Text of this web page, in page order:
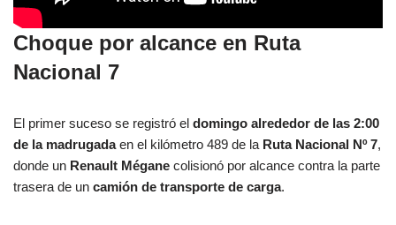
Choque por alcance en Ruta
Nacional 7
El primer suceso se registró el domingo alrededor de las 2:00
de la madrugadaen el kilómetro 489 de la Ruta Nacional Nº 7,
donde un Renault Mégane colisionó por alcance contra la parte
trasera de un camión de transporte de carga.